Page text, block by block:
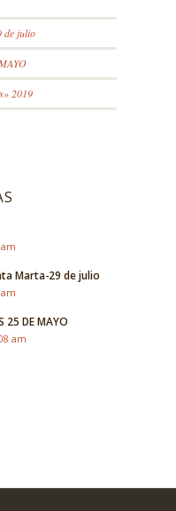
de julio
2019
Marta-29 de julio
25 DE MAYO
am